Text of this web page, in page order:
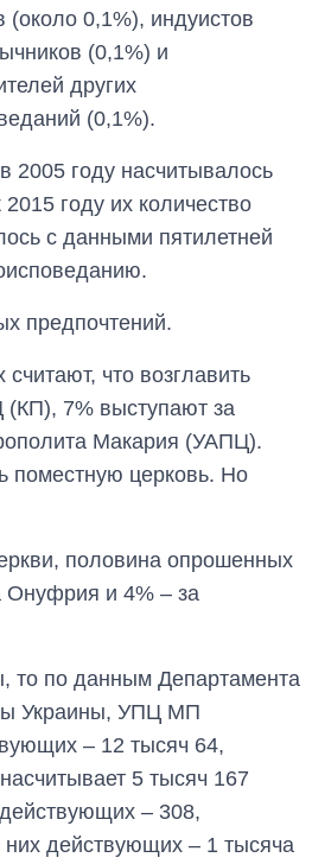
(около 0,1%), индуистов
(0,1%) и
других
(0,1%).
2005 году насчитывалось
2015 году их количество
с данными пятилетней
предпочтений.
что возглавить
7% выступают за
Макария (УАПЦ).
поместную церковь. Но
половина опрошенных
Онуфрия и 4% – за
то по данным Департамента
Украины, УПЦ МП
– 12 тысяч 64,
5 тысяч 167
– 308,
действующих – 1 тысяча
гигантов: сколько
зарабатывают